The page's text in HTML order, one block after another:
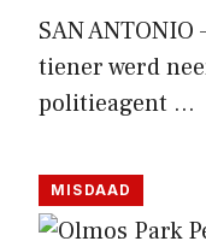
SAN
tiener werd
politieagent …
MISDAAD